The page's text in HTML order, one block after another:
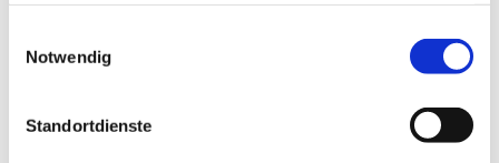
Notwendig
Standortdienste
Geschlecht und Geburtstermin des Kindes